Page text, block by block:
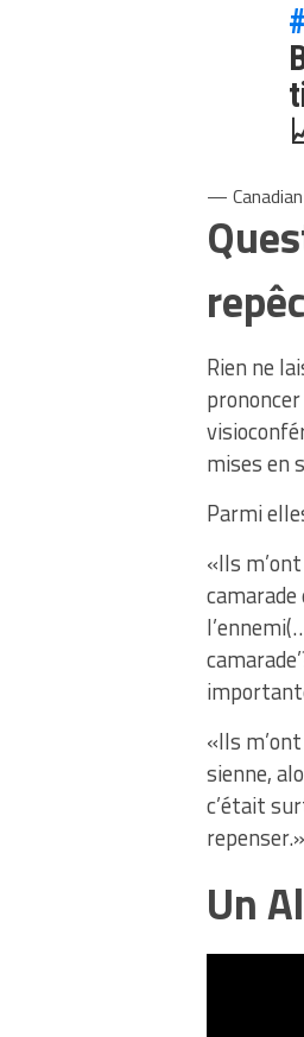
—
Rien ne
mises en
Parmi
«Ils
«Ils
sienne,
c’était
repenser.»
Un